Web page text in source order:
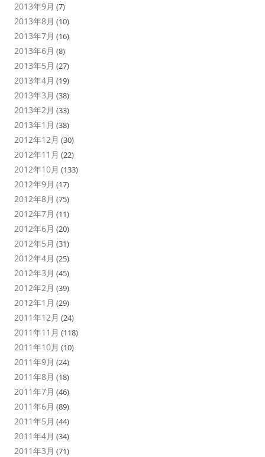
2013年9月 (7)
2013年8月 (10)
2013年7月 (16)
2013年6月 (8)
2013年5月 (27)
2013年4月 (19)
2013年3月 (38)
2013年2月 (33)
2013年1月 (38)
2012年12月 (30)
2012年11月 (22)
2012年10月 (133)
2012年9月 (17)
2012年8月 (75)
2012年7月 (11)
2012年6月 (20)
2012年5月 (31)
2012年4月 (25)
2012年3月 (45)
2012年2月 (39)
2012年1月 (29)
2011年12月 (24)
2011年11月 (118)
2011年10月 (10)
2011年9月 (24)
2011年8月 (18)
2011年7月 (46)
2011年6月 (89)
2011年5月 (44)
2011年4月 (34)
2011年3月 (71)